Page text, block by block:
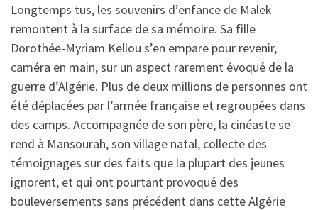
Longtemps tus, les souvenirs d’enfance de Malek
remontent à la surface de sa mémoire. Sa fille
Dorothée-Myriam Kellou s’en empare pour revenir,
caméra en main, sur un aspect rarement évoqué de la
guerre d’Algérie. Plus de deux millions de personnes ont
été déplacées par l’armée française et regroupées dans
des camps. Accompagnée de son père, la cinéaste se
rend à Mansourah, son village natal, collecte des
témoignages sur des faits que la plupart des jeunes
ignorent, et qui ont pourtant provoqué des
bouleversements sans précédent dans cette Algérie